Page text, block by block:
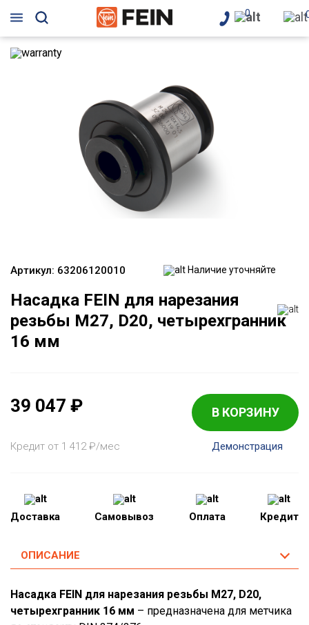
0
Артикул: 63206120010 Наличие уточняйте
Насадка FEIN для нарезания
резьбы M27, D20, четырехгранник
16 мм
39 047 ₽ В КОРЗИНУ
Кредит от 1 412₽/мес Демонстрация
Доставка Самовывоз Оплата Кредит
ОПИСАНИЕ
Насадка FEIN для нарезания резьбы M27, D20,
четырехгранник 16 мм – предназначена для метчика